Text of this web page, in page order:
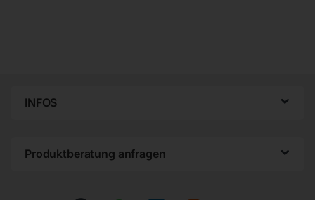
INFOS
Produktberatung anfragen